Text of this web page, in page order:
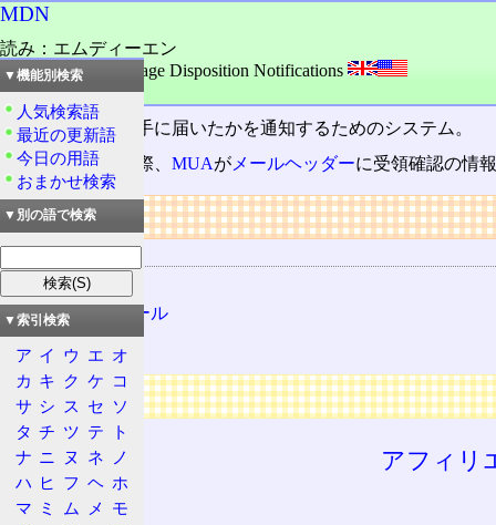
MDN
読み：エムディーエン
外語：MDN: Message Disposition Notifications
品詞：名詞
電子メールが相手に届いたかを通知するためのシステム。
メールを読んだ際、MUAが メールヘッダーに受領確認の情
リンク
関連する用語
電子メール
開封確認メール
MUA
広告
アフィリ
▼機能別検索
人気検索語
最近の更新語
今日の用語
おまかせ検索
▼別の語で検索
▼索引検索
ア イ ウ エ オ
カ キ ク ケ コ
サ シ ス セ ソ
タ チ ツ テ
ト
ナ ニ ヌ ネ
ノ
ハ ヒ フ ヘ ホ
マ ミ ム メ
モ